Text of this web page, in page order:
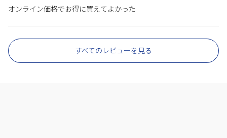
オンライン価格でお得に買えてよかった
すべてのレビューを見る